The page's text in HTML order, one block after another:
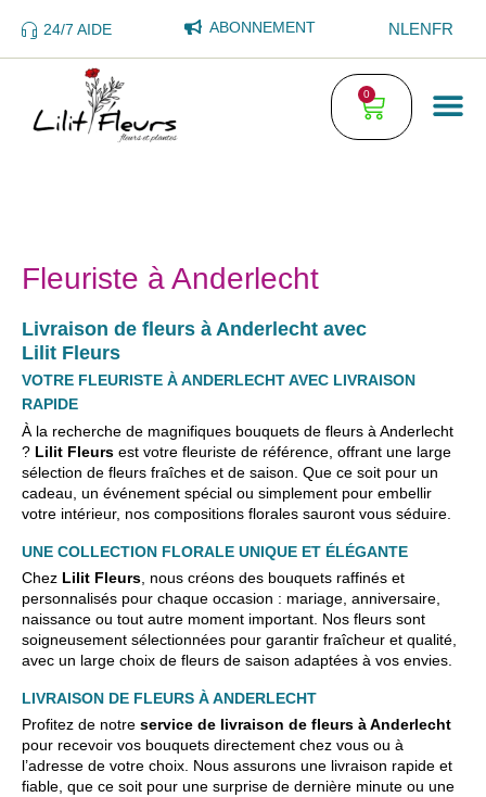
24/7 AIDE ABONNEMENT NLENFR
0
Fleuriste à Anderlecht
Livraison de fleurs à Anderlecht avec
Lilit Fleurs
VOTRE FLEURISTE À ANDERLECHT AVEC LIVRAISON
RAPIDE
À la recherche de magnifiques bouquets de fleurs à Anderlecht
? Lilit Fleurs est votre fleuriste de référence, offrant une large
sélection de fleurs fraîches et de saison. Que ce soit pour un
cadeau, un événement spécial ou simplement pour embellir
votre intérieur, nos compositions florales sauront vous séduire.
UNE COLLECTION FLORALE UNIQUE ET ÉLÉGANTE
Chez Lilit Fleurs , nous créons des bouquets raffinés et
personnalisés pour chaque occasion : mariage, anniversaire,
naissance ou tout autre moment important. Nos fleurs sont
soigneusement sélectionnées pour garantir fraîcheur et qualité,
avec un large choix de fleurs de saison adaptées à vos envies.
LIVRAISON DE FLEURS À ANDERLECHT
Profitez de notre service de livraison de fleurs à Anderlecht
pour recevoir vos bouquets directement chez vous ou à
l’adresse de votre choix. Nous assurons une livraison rapide et
fiable, que ce soit pour une surprise de dernière minute ou une